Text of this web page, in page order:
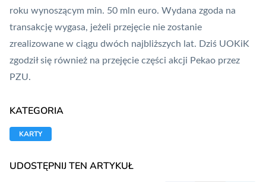
roku wynoszącym min. 50 mln euro. Wydana zgoda na
transakcję wygasa, jeżeli przejęcie nie zostanie
zrealizowane w ciągu dwóch najbliższych lat. Dziś UOKiK
zgodził się również na przejęcie części akcji Pekao przez
PZU.
KATEGORIA
KARTY
UDOSTĘPNIJ TEN ARTYKUŁ